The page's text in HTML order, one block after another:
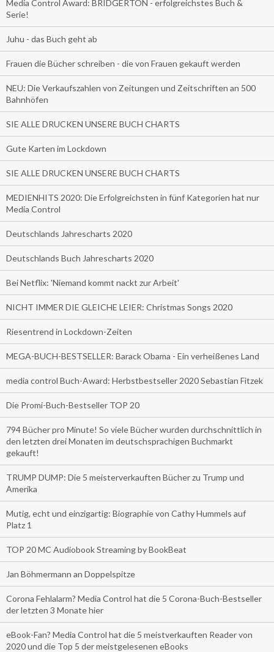
Media Control Award: BRIDGERTON - erfolgreichstes Buch &
Serie!
Juhu - das Buch geht ab
Frauen die Bücher schreiben - die von Frauen gekauft werden
NEU: Die Verkaufszahlen von Zeitungen und Zeitschriften an 500
Bahnhöfen
SIE ALLE DRUCKEN UNSERE BUCH CHARTS
Gute Karten im Lockdown
SIE ALLE DRUCKEN UNSERE BUCH CHARTS
MEDIENHITS 2020: Die Erfolgreichsten in fünf Kategorien hat nur
Media Control
Deutschlands Jahrescharts 2020
Deutschlands Buch Jahrescharts 2020
Bei Netflix: 'Niemand kommt nackt zur Arbeit'
NICHT IMMER DIE GLEICHE LEIER: Christmas Songs 2020
Riesentrend in Lockdown-Zeiten
MEGA-BUCH-BESTSELLER: Barack Obama - Ein verheißenes Land
media control Buch-Award: Herbstbestseller 2020 Sebastian Fitzek
Die Promi-Buch-Bestseller TOP 20
794 Bücher pro Minute! So viele Bücher wurden durchschnittlich in
den letzten drei Monaten im deutschsprachigen Buchmarkt
gekauft!
TRUMP DUMP: Die 5 meisterverkauften Bücher zu Trump und
Amerika
Mutig, echt und einzigartig: Biographie von Cathy Hummels auf
Platz 1
TOP 20 MC Audiobook Streaming by BookBeat
Jan Böhmermann an Doppelspitze
Corona Fehlalarm? Media Control hat die 5 Corona-Buch-Bestseller
der letzten 3 Monate hier
eBook-Fan? Media Control hat die 5 meistverkauften Reader von
2020 und die Top 5 der meistgelesenen eBooks